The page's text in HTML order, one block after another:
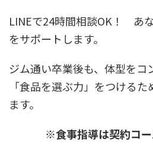
LINEで24時間相談OK！ あ
をサポートします。
ジム通い卒業後も、体型をコ
「食品を選ぶ力」をつける
ます。
※食事指導は契約コ